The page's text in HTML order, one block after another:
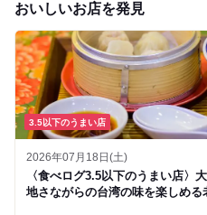
おいしいお店を発見
3.5以下のうまい店
2026年07月18日(土)
〈食べログ3.5以下のうまい店〉
地さながらの台湾の味を楽しめる